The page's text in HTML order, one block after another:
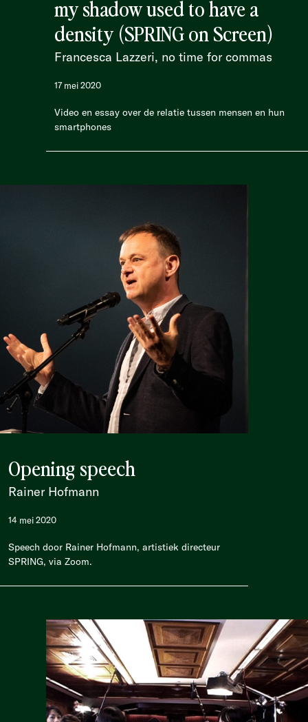
my shadow used to have a
density (SPRING on Screen)
Francesca Lazzeri, no time for commas
17 mei 2020
Video en essay over de relatie tussen mensen en hun
smartphones
Opening speech
Rainer Hofmann
14 mei 2020
Speech door Rainer Hofmann, artistiek directeur
SPRING, via Zoom.